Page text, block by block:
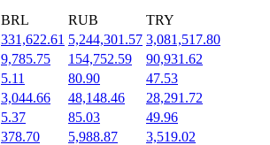
BRL RUB
TRY
331,622.61 5,244,301.57 3,081,517.80
9,785.75 154,752.59
90,931.62
5.11 80.90
47.53
3,044.66 48,148.46
28,291.72
5.37 85.03
49.96
378.70 5,988.87
3,519.02